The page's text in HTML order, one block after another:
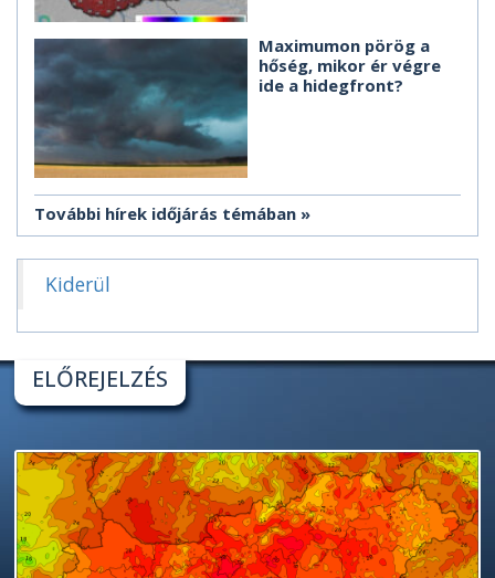
Maximumon pörög a
hőség, mikor ér végre
ide a hidegfront?
További hírek időjárás témában
Kiderül
ELŐREJELZÉS